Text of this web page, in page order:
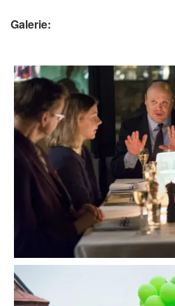
Galerie: